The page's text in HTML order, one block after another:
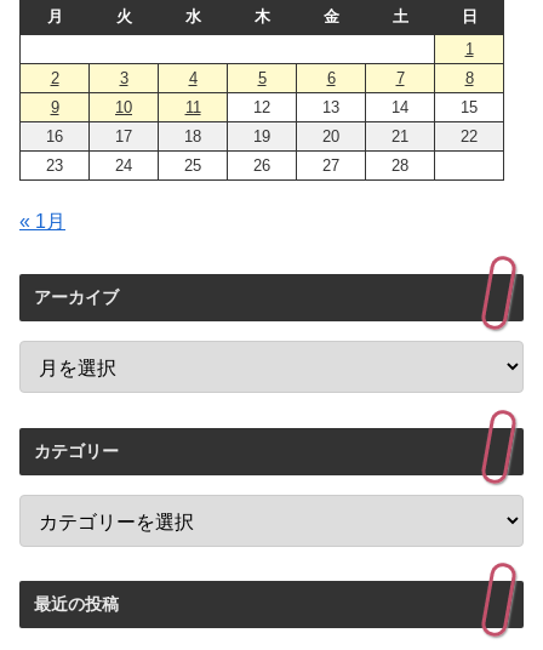
月 火 水 木 金 土
日
1
2
3 4 5 6 7
8
9
10 11 12 13 14
15
16
17 18 19 20 21
22
23
24 25 26 27 28
« 1月
アーカイブ
カテゴリー
最近の投稿